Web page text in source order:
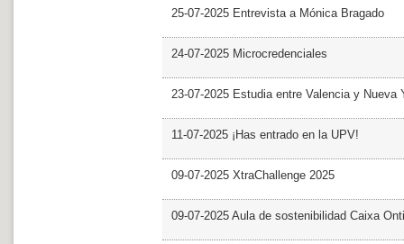
25-07-2025 Entrevista a Mónica Bragado
24-07-2025 Microcredenciales
23-07-2025 Estudia entre Valencia y Nueva
11-07-2025 ¡Has entrado en la UPV!
09-07-2025 XtraChallenge 2025
09-07-2025 Aula de sostenibilidad Caixa